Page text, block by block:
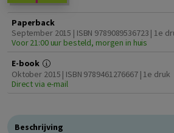
Paperback
September 2015 | ISBN 9789089536723 | 1e
Voor 21:00 uur besteld, morgen in huis
E-book
Oktober 2015 | ISBN 9789461276667 | 1e druk
Direct via e-mail
Beschrijving